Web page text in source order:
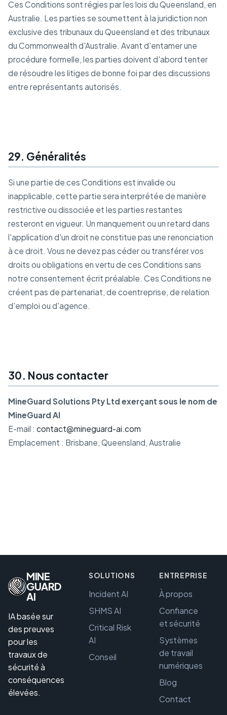
Ces Conditions sont régies par les lois du Queensland, en
Australie. Les parties se soumettent à la juridiction non
exclusive des tribunaux du Queensland et des tribunaux
du Commonwealth d'Australie. Avant d'entamer une
procédure formelle, les parties doivent d'abord tenter
de résoudre les litiges de bonne foi par des discussions
entre représentants autorisés.
29. Généralités
Si une partie de ces Conditions est invalide ou
inapplicable, cette partie sera interprétée de manière
restrictive ou dissociée et les parties restantes
resteront en vigueur. Un manquement ou un retard dans
l'application d'un droit ne constitue pas une renonciation
à ce droit. Vous ne devez pas céder ou transférer vos
droits ou obligations en vertu de ces Conditions sans
notre consentement écrit préalable. Ces Conditions ne
créent pas de partenariat, de coentreprise, de relation
d'emploi ou d'agence.
30. Nous contacter
MineGuard Solutions Pty Ltd exerçant sous le nom de
MineGuard AI
E-mail : contact@mineguard-ai.com
Emplacement : Brisbane, Queensland, Australie
MINE
GUARD
AI
IA basée sur
des preuves
pour les
travaux de
sécurité à
conséquences
élevées.
SOLUTIONS
Incident AI
SHMS AI
Critical Risk
AI
Conseil
ENTREPRISE
À propos
Confiance
et sécurité
Systèmes
de travail
numériques
Blog
Contact